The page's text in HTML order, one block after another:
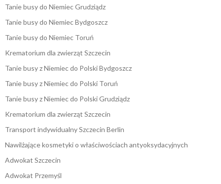
Tanie busy do Niemiec Grudziądz
Tanie busy do Niemiec Bydgoszcz
Tanie busy do Niemiec Toruń
Krematorium dla zwierząt Szczecin
Tanie busy z Niemiec do Polski Bydgoszcz
Tanie busy z Niemiec do Polski Toruń
Tanie busy z Niemiec do Polski Grudziądz
Krematorium dla zwierząt Szczecin
Transport indywidualny Szczecin Berlin
Nawilżające kosmetyki o właściwościach antyoksydacyjnych
Adwokat Szczecin
Adwokat Przemyśl